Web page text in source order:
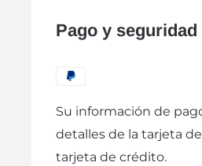
La garantía quedará
cualquier reclamo
Los cambios físicos de
posteriores a la
adecuadas
Pago y seguridad
Su información de
detalles de la tarjeta
tarjeta de crédito.